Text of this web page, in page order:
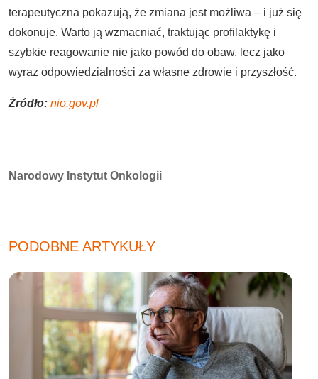
terapeutyczna pokazują, że zmiana jest możliwa – i już się
dokonuje. Warto ją wzmacniać, traktując profilaktykę i
szybkie reagowanie nie jako powód do obaw, lecz jako
wyraz odpowiedzialności za własne zdrowie i przyszłość.
Źródło: nio.gov.pl
Autorzy:
Narodowy Instytut Onkologii
PODOBNE ARTYKUŁY